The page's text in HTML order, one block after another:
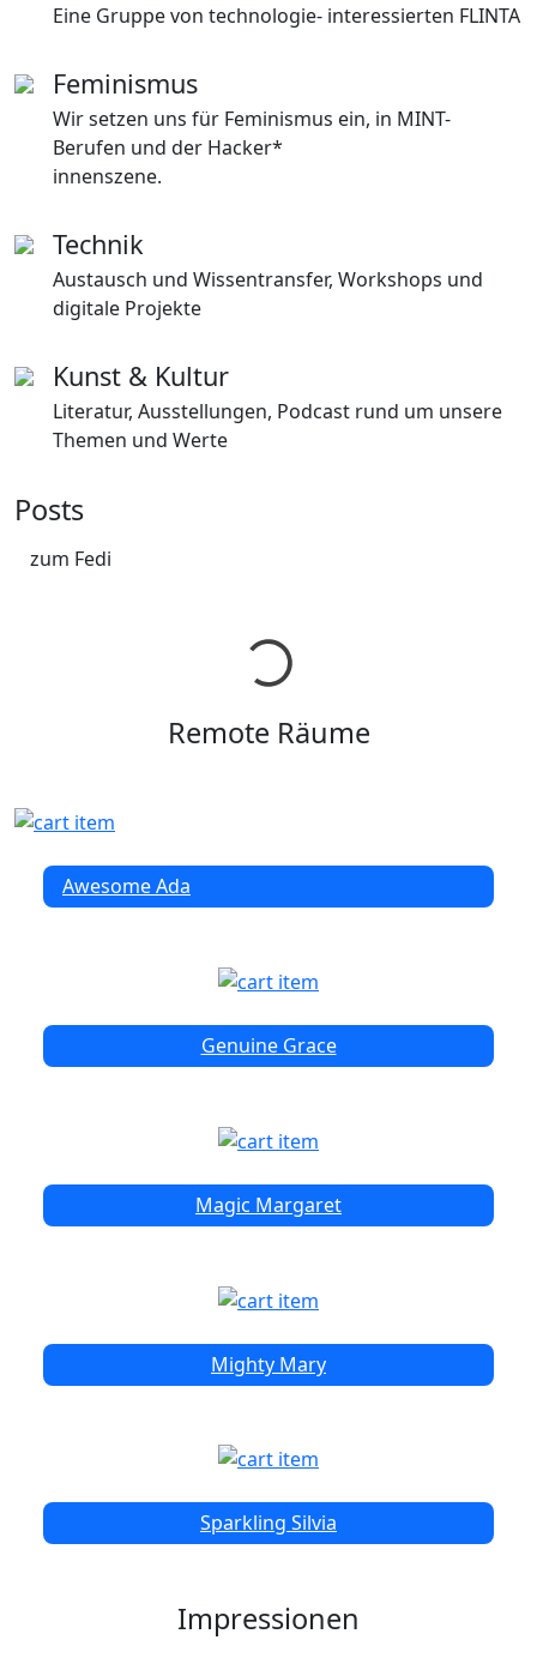
Eine Gruppe von technologie- interessierten FLINTA
Feminismus
Wir setzen uns für Feminismus ein, in MINT-
Berufen und der Hacker*
innenszene.
Technik
Austausch und Wissentransfer, Workshops und
digitale Projekte
Kunst & Kultur
Literatur, Ausstellungen, Podcast rund um unsere
Themen und Werte
Posts
zum Fedi
Remote Räume
Awesome Ada
Genuine Grace
Magic Margaret
Mighty Mary
Sparkling Silvia
Impressionen